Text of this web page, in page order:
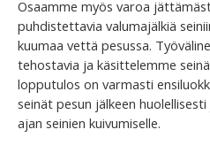
Osaamme myös varoa
puhdistettavia valumajälkiä
kuumaa vettä pesussa.
tehostavia ja käsittelemme
lopputulos on varmasti
seinät pesun jälkeen
ajan seinien kuivumiselle.